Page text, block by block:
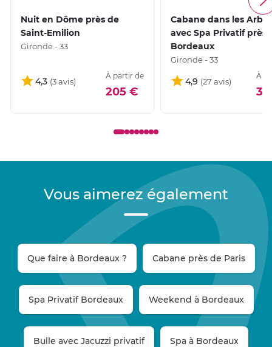
Nuit en Dôme près de
Saint-Emilion
Gironde - 33
4,3
À partir de
205 €
Cabane dans les
avec Spa Privatif près
Bordeaux
Gironde - 33
4,9
À
Vous aimerez également
Que faire à Bordeaux ? Cabane près de Paris
Spa Privatif Bordeaux Weekend à Bordeaux
Bulle avec Jacuzzi privatif Spa à Bordeaux